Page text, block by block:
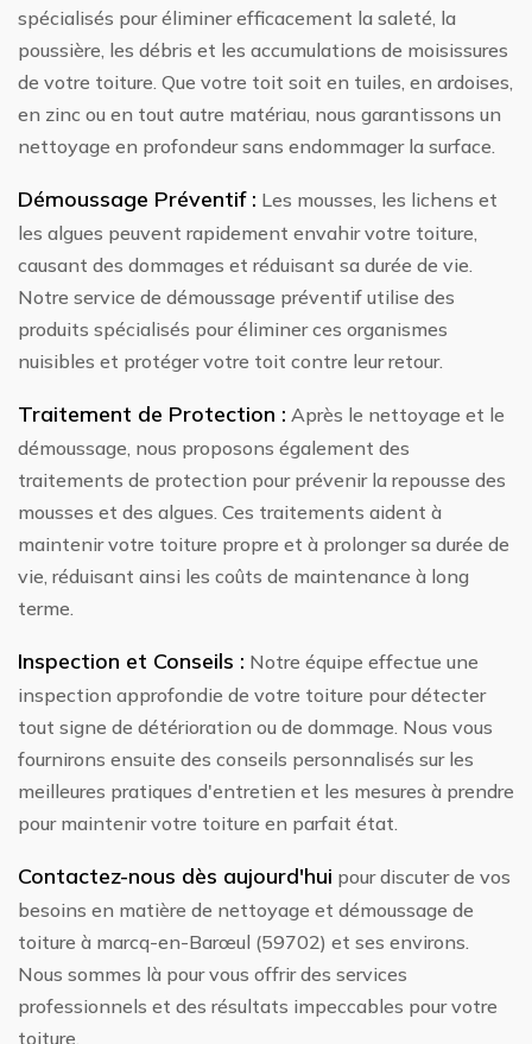
spécialisés pour éliminer efficacement la saleté, la
poussière, les débris et les accumulations de moisissures
de votre toiture. Que votre toit soit en tuiles, en ardoises,
en zinc ou en tout autre matériau, nous garantissons un
nettoyage en profondeur sans endommager la surface.
Démoussage Préventif : Les mousses, les lichens et
les algues peuvent rapidement envahir votre toiture,
causant des dommages et réduisant sa durée de vie.
Notre service de démoussage préventif utilise des
produits spécialisés pour éliminer ces organismes
nuisibles et protéger votre toit contre leur retour.
Traitement de Protection : Après le nettoyage et le
démoussage, nous proposons également des
traitements de protection pour prévenir la repousse des
mousses et des algues. Ces traitements aident à
maintenir votre toiture propre et à prolonger sa durée de
vie, réduisant ainsi les coûts de maintenance à long
terme.
Inspection et Conseils : Notre équipe effectue une
inspection approfondie de votre toiture pour détecter
tout signe de détérioration ou de dommage. Nous vous
fournirons ensuite des conseils personnalisés sur les
meilleures pratiques d'entretien et les mesures à prendre
pour maintenir votre toiture en parfait état.
Contactez-nous dès aujourd'hui pour discuter de vos
besoins en matière de nettoyage et démoussage de
toiture à marcq-en-Barœul (59702) et ses environs.
Nous sommes là pour vous offrir des services
professionnels et des résultats impeccables pour votre
toiture.